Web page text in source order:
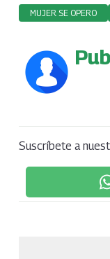
MUJER SE OPERO
Suscríbete a